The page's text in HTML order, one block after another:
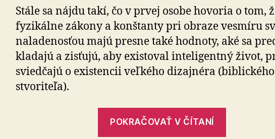
alebo
si
dôveruje,
že
bude
vedieť
Stále sa nájdu takí, čo v prvej osobe hovoria o tom,
fyzikálne zákony a konštanty pri obraze vesmíru
naladenosťou majú presne také hodnoty, aké sa
kla­da­jú a zisťujú, aby existoval inteligentný život,
svied­ča­jú o existencii veľkého dizajnéra
stvoriteľa).
POKRAČOVAŤ V ČÍTANÍ